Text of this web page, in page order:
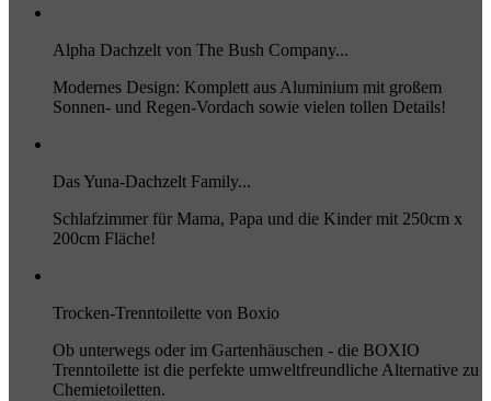
Alpha Dachzelt von The Bush Company...
Modernes Design: Komplett aus Aluminium mit großem
Sonnen- und Regen-Vordach sowie vielen tollen Details!
Das Yuna-Dachzelt Family...
Schlafzimmer für Mama, Papa und die Kinder mit 250cm x
200cm Fläche!
Trocken-Trenntoilette von Boxio
Ob unterwegs oder im Gartenhäuschen - die BOXIO
Trenntoilette ist die perfekte umweltfreundliche Alternative zu
Chemietoiletten.